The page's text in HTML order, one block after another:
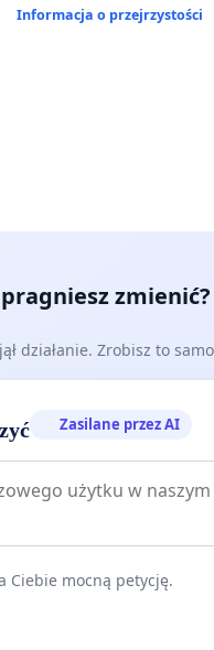
Informacja o przejrzystości
zmienić?
działanie. Zrobisz to
Zasilane przez AI
Ciebie mocną petycję.